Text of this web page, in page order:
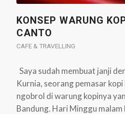
KONSEP WARUNG
CANTO
CAFE & TRAVELLING
Saya sudah membuat janji
Kurnia, seorang pemasar
ngobrol di warung kopinya
Bandung. Hari Minggu malam